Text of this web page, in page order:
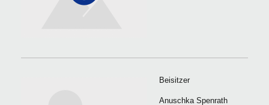
Beisitzer
Anuschka Spenrath